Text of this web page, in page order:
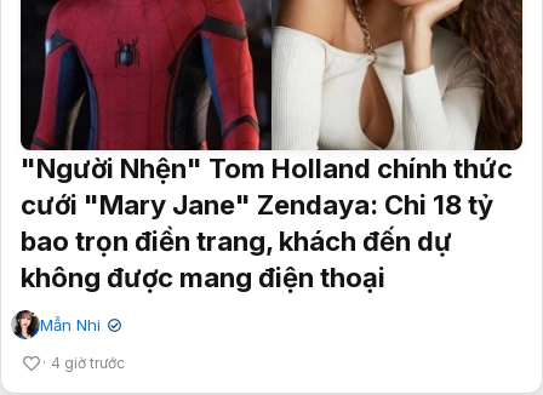
"Người Nhện" Tom Holland chính thức
cưới "Mary Jane" Zendaya: Chi 18 tỷ
bao trọn điền trang, khách đến dự
không được mang điện thoại
Mẫn Nhi ✔
4 giờ trước